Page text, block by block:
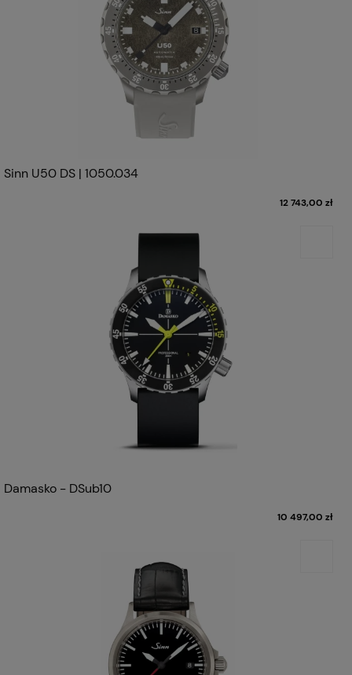
Sinn U50 DS | 1050.034
12 743,00 zł
Damasko - DSub10
10 497,00 zł